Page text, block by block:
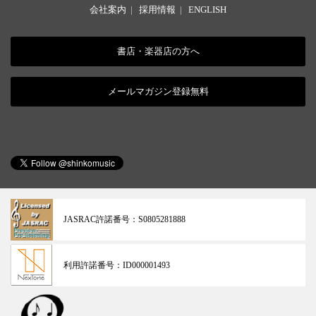
会社案内 | 採用情報 | ENGLISH
書店・楽器店の方へ
メールマガジン登録無料
JASRAC許諾番号： S0805281888
利用許諾番号： ID000001493